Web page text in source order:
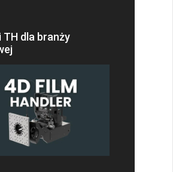
TH dla branży